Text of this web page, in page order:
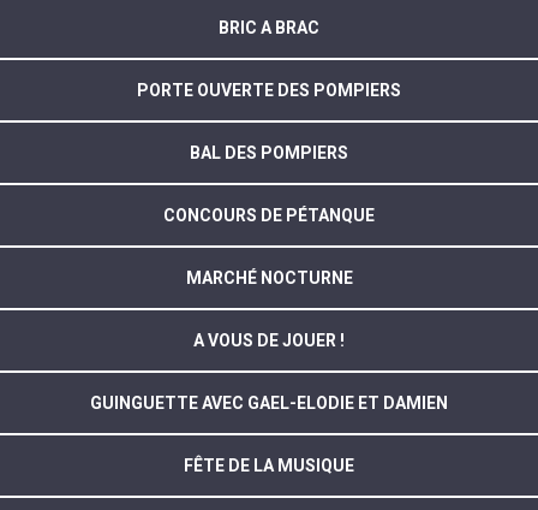
BRIC A BRAC
PORTE OUVERTE DES POMPIERS
BAL DES POMPIERS
CONCOURS DE PÉTANQUE
MARCHÉ NOCTURNE
A VOUS DE JOUER !
GUINGUETTE AVEC GAEL-ELODIE ET DAMIEN
FÊTE DE LA MUSIQUE